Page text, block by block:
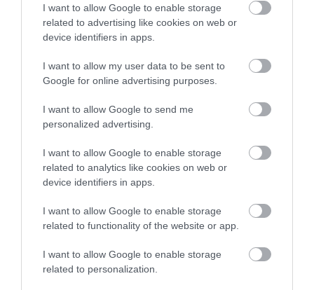
I want to allow Google to enable storage
related to advertising like cookies on web or
device identifiers in apps.
I want to allow my user data to be sent to
Google for online advertising purposes.
I want to allow Google to send me
personalized advertising.
I want to allow Google to enable storage
related to analytics like cookies on web or
device identifiers in apps.
I want to allow Google to enable storage
related to functionality of the website or app.
I want to allow Google to enable storage
related to personalization.
Πασίγνωστο κοσμηματοπωλείο
06.08.2026 | 14:45
Απόψε πάμε όλοι στα Άνω Στύρα
της Εύβοιας!
06.08.2026 | 14:30
Σε αυτή την περιοχή της Εύβοιας
06.08.2026 | 14:15
μόνο στους δρόμους –
Χειροπέδες στον
25χρονο πατέρα του
δρόμο: Οδηγός κάνει
τετραπλή προσπέραση
πάνω σε στροφή